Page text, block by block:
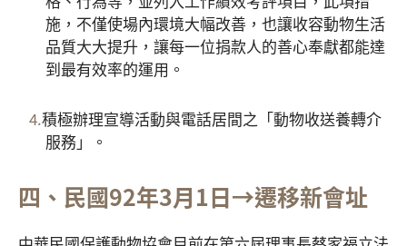
施，不僅使場內環境大幅改善，也讓收容動物生活
品質大大提升，讓每一位捐款人的善心奉獻都能達
到最有效率的運用。
積極辦理宣導活動與電話居間之「動物收送養轉介
服務」。
四、民國92年3月1日→遷移新會址